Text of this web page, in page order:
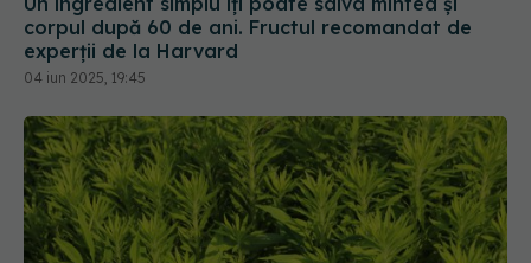
corpul după 60 de ani. Fructul recomandat de
experții de la Harvard
04 iun 2025, 19:45